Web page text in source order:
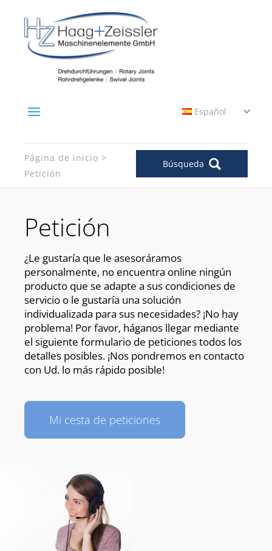
Español
Página de inicio
Petición
Búsqueda
Petición
¿Le gustaría que le asesoráramos
personalmente, no encuentra online ningún
producto que se adapte a sus condiciones de
servicio o le gustaría una solución
individualizada para sus necesidades? ¡No hay
problema! Por favor, háganos llegar mediante
el siguiente formulario de peticiones todos los
detalles posibles. ¡Nos pondremos en contacto
con Ud. lo más rápido posible!
Mi cesta de peticiones